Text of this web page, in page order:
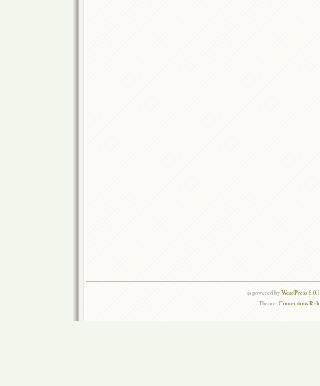
is powered byWordPress
Theme:Connections